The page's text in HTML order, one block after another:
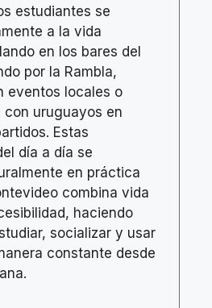
estudiantes se
a la vida
en los bares del
por la Rambla,
eventos locales o
con uruguayos en
Estas
día a día se
en práctica
combina vida
haciendo
socializar y usar
constante desde